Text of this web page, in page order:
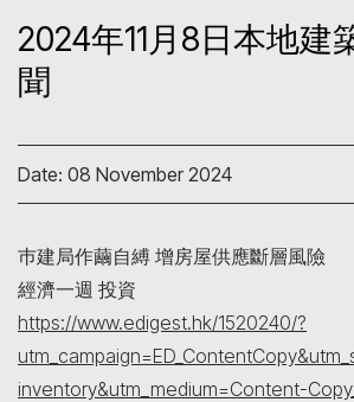
2024年11月8日本地建
聞
Date: 08 November 2024
巿建局作繭自縛 增房屋供應斷層風險
經濟一週 投資
https://www.edigest.hk/1520240/?
inventory&utm_medium=Content-